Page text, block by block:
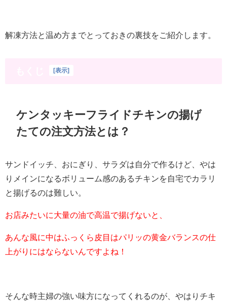
解凍方法と温め方までとっておきの裏技をご紹介します。
表示
ケンタッキーフライドチキンの揚げ
たての注文方法とは？
サンドイッチ、おにぎり、サラダは自分で作るけど、やは
りメインになるボリューム感のあるチキンを自宅でカラリ
と揚げるのは難しい。
お店みたいに大量の油で高温で揚げないと、
あんな風に中はふっくら皮目はパリッの黄金バランスの仕
上がりにはならないんですよね！
そんな時主婦の強い味方になってくれるのが、やはりチキ